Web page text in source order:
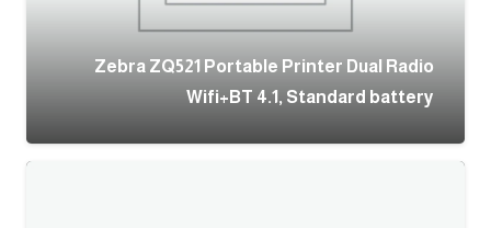
Zebra ZQ521 Portable Printer Dual Radio
Wifi+BT 4.1, Standard battery